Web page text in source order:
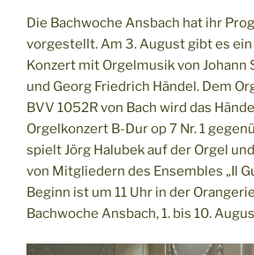
Die Bachwoche Ansbach hat ihr
vorgestellt. Am 3. August gibt es
Konzert mit Orgelmusik von Johann
und Georg Friedrich Händel. Dem
BVV 1052R von Bach wird das
Orgelkonzert B-Dur op 7 Nr. 1
spielt Jörg Halubek auf der Orgel
von Mitgliedern des Ensembles „Il
Beginn ist um 11 Uhr in der
Bachwoche Ansbach, 1. bis 10.